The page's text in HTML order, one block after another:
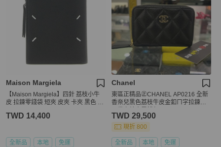
Maison Margiela
【Maison Margiela】四針 荔枝小牛
皮 拉鍊零錢袋 短夾 皮夾 卡夾 黑色 S
TWD 14,400
全新品 本地 免運
Chanel
東區正精品㊣CHANEL AP0216 全新
香奈兒黑色荔枝牛皮金釦ㄇ字拉鍊後
TWD 29,500
現折 800
全新品 本地 免運